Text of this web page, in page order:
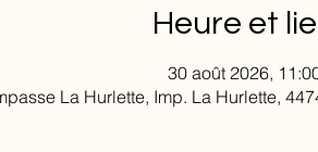
Heure et
30 août 2026,
La Hurlette, Imp. La Hurlette,